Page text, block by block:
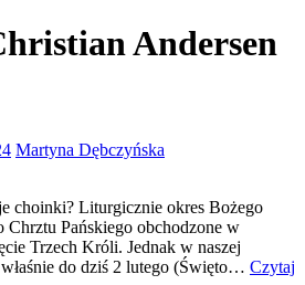
Andersen
Martyna Dębczyńska
choinki? Liturgicznie okres Bożego
Chrztu Pańskiego obchodzone w
Trzech Króli. Jednak w naszej
do dziś 2 lutego (Święto… Czytaj